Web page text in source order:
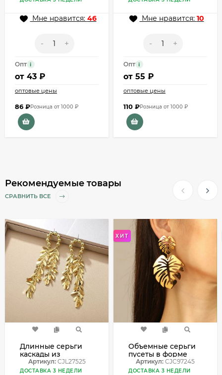
Мне нравится: 46
- +
Опт i
от 43 ₽
оптовые цены
86 ₽Розница от 1000 ₽
Мне нравится: 10
- +
Опт i
от 55 ₽
оптовые цены
110 ₽Розница от 1000 ₽
Рекомендуемые товары
СРАВНИТЬ ВСЕ
Длинные серьги
каскады из
золотистых
дубовых листьев
Артикул:CJL27525
ДОСТАВКА 3 НЕДЕЛИ
ХИТ
Объемные серьги
пусеты в форме
крупных бантов
CJC97245
Артикул: CJC97245
ДОСТАВКА 3 НЕДЕЛИ